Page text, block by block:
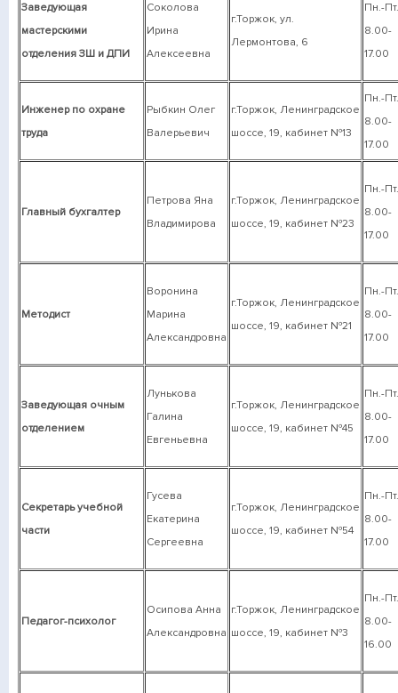
Заведующая
мастерскими
отделения ЗШ и ДПИ
Соколова
Ирина
Алексеевна
г.Торжок, ул.
Лермонтова, 6
Пн.-Пт.
8.00-
17.00
Инженер по охране
труда
Рыбкин Олег
Валерьевич
г.Торжок, Ленинградское
шоссе, 19, кабинет №13
Пн.-Пт.
8.00-
17.00
Главный бухгалтер
Петрова Яна
Владимирова
г.Торжок, Ленинградское
шоссе, 19, кабинет №23
Пн.-Пт.
8.00-
17.00
Методист
Воронина
Марина
Александровна
г.Торжок, Ленинградское
шоссе, 19, кабинет №21
Пн.-Пт.
8.00-
17.00
Заведующая очным
отделением
Лунькова
Галина
Евгеньевна
г.Торжок, Ленинградское
шоссе, 19, кабинет №45
Пн.-Пт.
8.00-
17.00
Секретарь учебной
части
Гусева
Екатерина
Сергеевна
г.Торжок, Ленинградское
шоссе, 19, кабинет №54
Пн.-Пт.
8.00-
17.00
Педагог-психолог
Осипова Анна
Александровна
г.Торжок, Ленинградское
шоссе, 19, кабинет №3
Пн.-Пт.
8.00-
16.00